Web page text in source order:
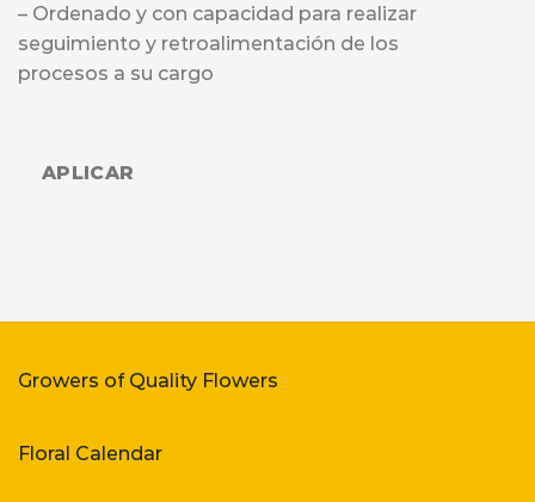
– Ordenado y con capacidad para realizar
seguimiento y retroalimentación de los
procesos a su cargo
APLICAR
Growers of Quality Flowers
Floral Calendar